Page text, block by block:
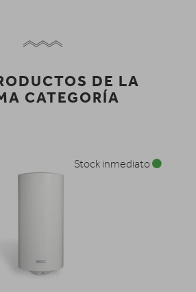
DE LA
CATEGORÍA
Stock inmediato